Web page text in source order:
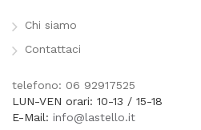
Chi siamo
Contattaci
telefono: 06 92917525
LUN-VEN orari: 10-13 / 15-18
E-Mail: info@lastello.it